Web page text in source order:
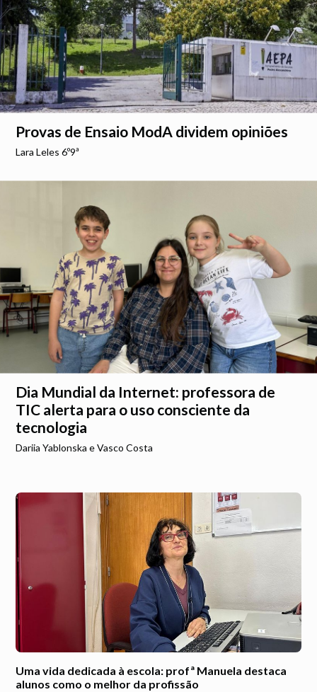
Provas de Ensaio ModA dividem opiniões
Lara Leles 6º9ª
Dia Mundial da Internet: professora de
TIC alerta para o uso consciente da
tecnologia
Dariia Yablonska e Vasco Costa
Uma vida dedicada à escola: profª Manuela destaca
alunos como o melhor da profissão